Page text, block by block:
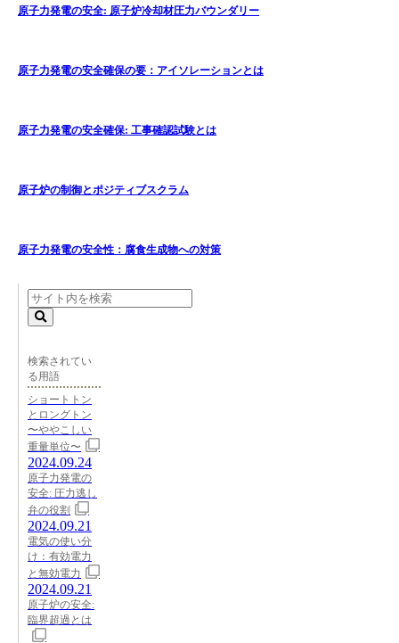
原子力発電の安全: 原子炉冷却材圧力バウンダリー
原子力発電の安全確保の要：アイソレーションとは
原子力発電の安全確保: 工事確認試験とは
原子炉の制御とポジティブスクラム
原子力発電の安全性：腐食生成物への対策
検索されてい
る用語
ショートトン
とロングトン
〜ややこしい
重量単位〜
2024.09.24
原子力発電の
安全: 圧力逃し
弁の役割
2024.09.21
電気の使い分
け：有効電力
と無効電力
2024.09.21
原子炉の安全:
臨界超過とは